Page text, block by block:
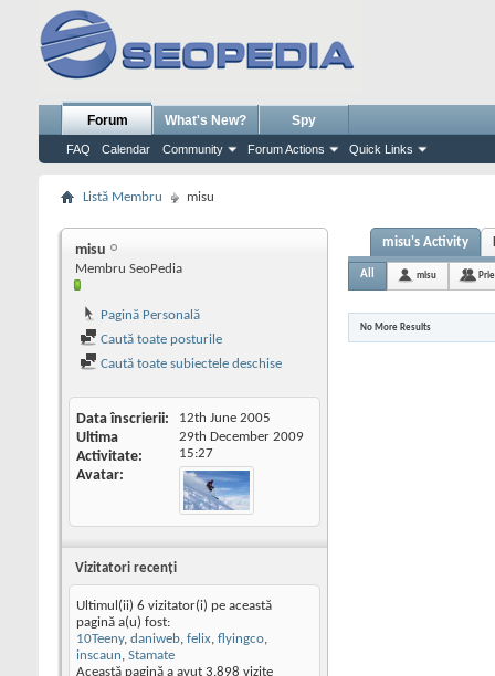
Forum
FAQ Calendar Community Forum Actions Quick Links
What's New? Spy
Listă Membru misu
misu
Membru SeoPedia
Pagină Personală
Caută toate posturile
Caută toate subiectele deschise
Data înscrierii 12th June 2005
Ultima
Activitate
29th December 2009
15:27
Avatar
Vizitatori recenţi
Ultimul(ii) 6 vizitator(i) pe această
pagină a(u) fost:
10Teeny, daniweb, felix, flyingco,
inscaun, Stamate
Această pagină a avut 3.898 vizite
misu's Activity
All misu
No More Results